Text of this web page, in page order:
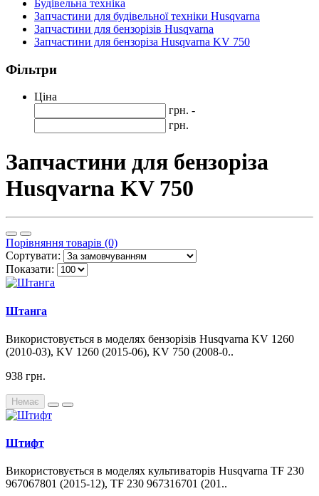
Будівельна техніка
Запчастини для будівельної техніки Husqvarna
Запчастини для бензорізів Husqvarna
Запчастини для бензоріза Husqvarna KV 750
Фільтри
Ціна
грн. -
грн.
Запчастини для бензоріза
Husqvarna KV 750
Порівняння товарів (0)
Сортувати:
Показати:
Штанга
Використовується в моделях бензорізів Husqvarna KV 1260
(2010-03), KV 1260 (2015-06), KV 750 (2008-0..
938 грн.
Немає
Штифт
Використовується в моделях культиваторів Husqvarna TF 230
967067801 (2015-12), TF 230 967316701 (201..